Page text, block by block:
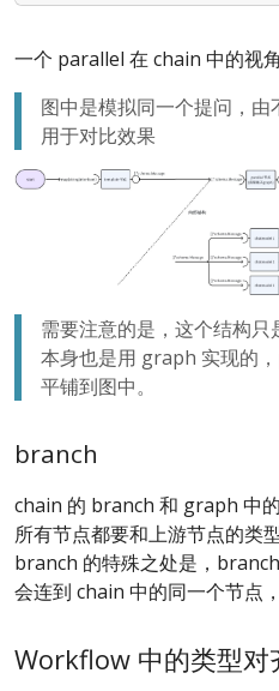
一个 parallel 在 chain 中的视
图中是模拟同一个提问，
用于对比效果
需要注意的是，这个结构
本身也是用 graph 实现的
平铺到图中。
branch
chain 的 branch 和 graph 中
所有节点都要和上游节点的类
branch 的特殊之处是，
会连到 chain 中的同一个节点
Workflow 中的类型对